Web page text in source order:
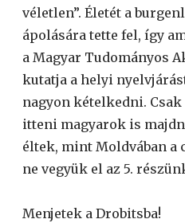
véletlen”. Életét a
ápolására tette fel, így
a Magyar Tudományos
kutatja a helyi
nagyon kételkedni.
itteni magyarok is
éltek, mint Moldvában a
ne vegyük el az 5.
Menjetek a Drobitsba!